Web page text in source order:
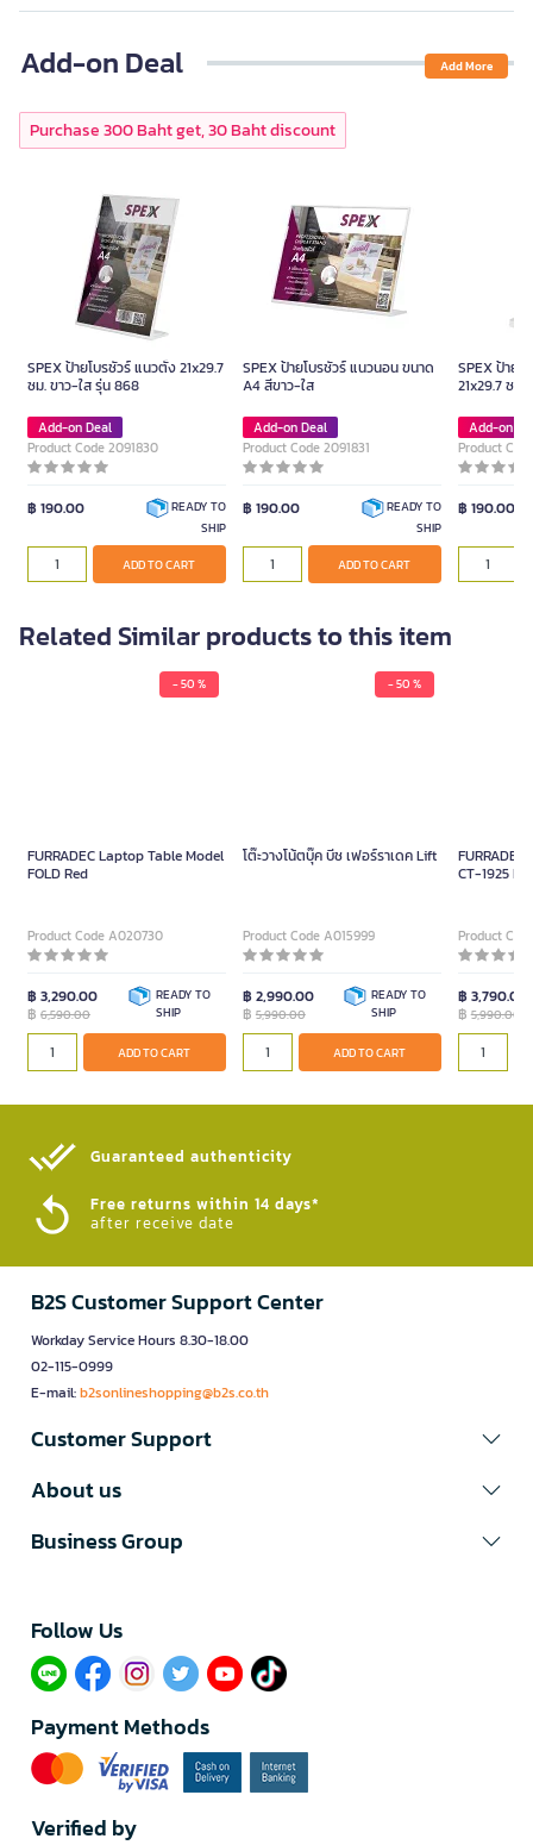
Add-on Deal Add More
Purchase 300 Baht get, 30 Baht discount
SPEX ป้ายโบรชัวร์ แนวตั้ง 21x29.7
ซม. ขาว-ใส รุ่น 868
Add-on Deal
Product Code 2091830
฿ 190.00
READY TO
SHIP
ADD TO CART
SPEX ป้ายโบรชัวร์ แนวนอน ขนาด
A4 สีขาว-ใส
Add-on Deal
Product Code 2091831
฿ 190.00
READY TO
SHIP
ADD TO CART
SPEX ป้าย
21x29.7 ซม.
Add-on
Product
฿ 190.00
Related Similar products to this item
- 50 %
FURRADEC Laptop Table Model
FOLD Red
Product Code A020730
฿ 3,290.00
฿ 6,590.00
READY TO
SHIP
ADD TO CART
- 50 %
โต๊ะวางโน้ตบุ๊ค บีช เฟอร์ราเดค Lift
Product Code A015999
฿ 2,990.00
฿ 5,990.00
READY TO
SHIP
ADD TO CART
CT-1925
Product
฿ 3,790.00
฿5,990.00
Guaranteed authenticity​
Free returns within 14 days*
after receive date
B2S Customer Support Center
Workday Service Hours 8.30-18.00
02-115-0999
E-mail:b2sonlineshopping@b2s.co.th
Customer Support
About us
Business Group
Follow Us​
Payment Methods
Verified by